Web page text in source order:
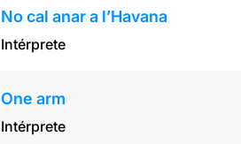
No cal anar a l’Havana
Intérprete
One arm
Intérprete